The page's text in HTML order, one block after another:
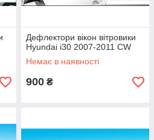
Дефлектори вікон вітровики
Hyundai i30 2007-2011 CW
Немає в наявності
900 ₴